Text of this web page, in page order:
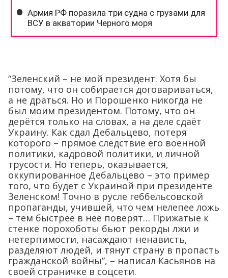
“Зеленский – не мой президент. Хотя бы
потому, что он собирается договариваться,
а не драться. Но и Порошенко никогда не
был моим президентом. Потому, что он
дерётся только на словах, а на деле сдаёт
Украину. Как сдал Дебальцево, потеря
которого – прямое следствие его военной
политики, кадровой политики, и личной
трусости. Но теперь, оказывается,
оккупированное Дебальцево – это пример
того, что будет с Украиной при президенте
Зеленском! Точно в русле геббельсовской
пропаганды, учившей, что чем нелепее ложь
– тем быстрее в неё поверят… Прижатые к
стенке порохоботы бьют рекорды лжи и
нетерпимости, насаждают ненависть,
разделяют людей, и тянут страну в пропасть
гражданской войны”, – написал Касьянов на
своей страничке в соцсети.